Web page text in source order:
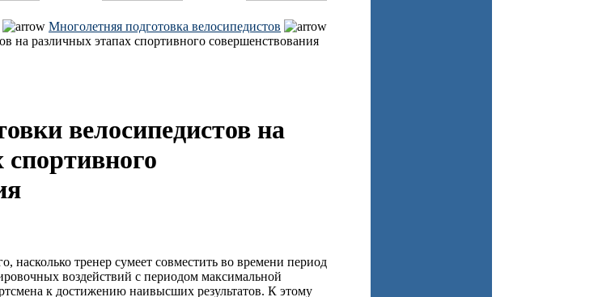
Многолетняя подготовка велосипедистов
на различных этапах спортивного совершенствования
велосипедистов на
насколько тренер сумеет совместить во времени период
воздействий с периодом максимальной
к достижению наивысших результатов. К этому